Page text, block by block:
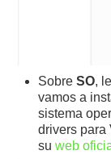
SobreSO,
vamos a
sistema
drivers para
suweb